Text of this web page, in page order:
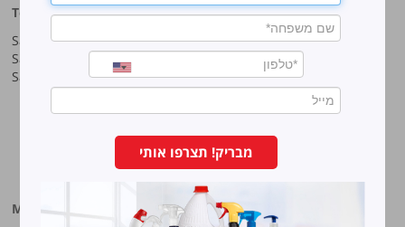
Sano-Bruno’s Enterprises Ltd
Top products
Sano Javel Super Gel
Sano Javel Cleaning Foam
Sano Javel Cleaning Powder
Our company
About company
A word from the CEO
Business Information
Investment in the community
quality and environment
Why work at Sano?
Our History
More information
מבריק! תצרפו אותי